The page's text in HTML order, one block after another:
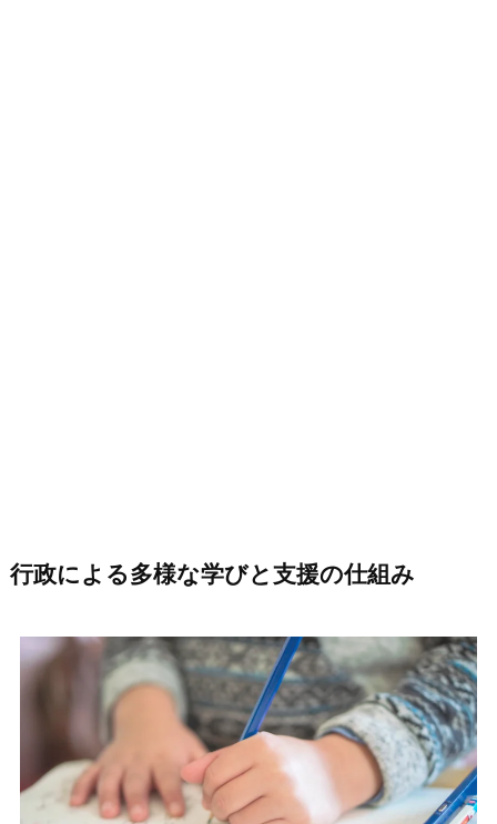
行政による多様な学びと支援の仕組み